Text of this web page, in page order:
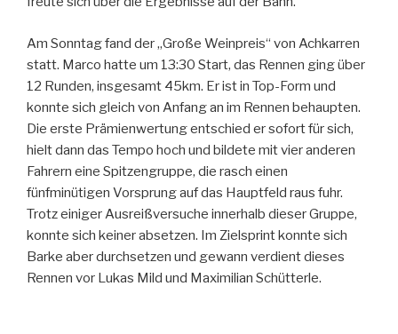
Am Sonntag fand der „Große Weinpreis“ von Achkarren
statt. Marco hatte um 13:30 Start, das Rennen ging über
12 Runden, insgesamt 45km. Er ist in Top-Form und
konnte sich gleich von Anfang an im Rennen behaupten.
Die erste Prämienwertung entschied er sofort für sich,
hielt dann das Tempo hoch und bildete mit vier anderen
Fahrern eine Spitzengruppe, die rasch einen
fünfminütigen Vorsprung auf das Hauptfeld raus fuhr.
Trotz einiger Ausreißversuche innerhalb dieser Gruppe,
konnte sich keiner absetzen. Im Zielsprint konnte sich
Barke aber durchsetzen und gewann verdient dieses
Rennen vor Lukas Mild und Maximilian Schütterle.